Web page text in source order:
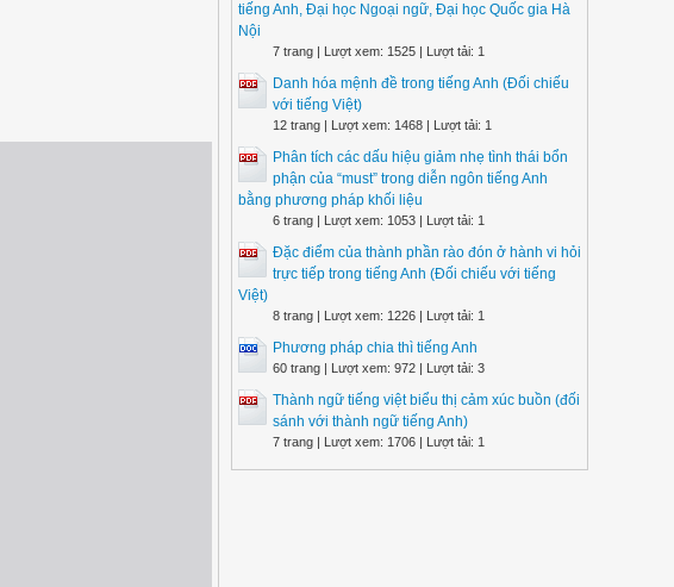
tiếng Anh, Đại học Ngoại ngữ, Đại học Quốc gia Hà
Nội
7 trang | Lượt xem: 1525 | Lượt tải: 1
Danh hóa mệnh đề trong tiếng Anh (Đối chiếu
với tiếng Việt)
12 trang | Lượt xem: 1468 | Lượt tải: 1
Phân tích các dấu hiệu giảm nhẹ tình thái bổn
phận của “must” trong diễn ngôn tiếng Anh
bằng phương pháp khối liệu
6 trang | Lượt xem: 1053 | Lượt tải: 1
Đặc điểm của thành phần rào đón ở hành vi hỏi
trực tiếp trong tiếng Anh (Đối chiếu với tiếng
Việt)
8 trang | Lượt xem: 1226 | Lượt tải: 1
Phương pháp chia thì tiếng Anh
60 trang | Lượt xem: 972 | Lượt tải: 3
Thành ngữ tiếng việt biểu thị cảm xúc buồn (đối
sánh với thành ngữ tiếng Anh)
7 trang | Lượt xem: 1706 | Lượt tải: 1